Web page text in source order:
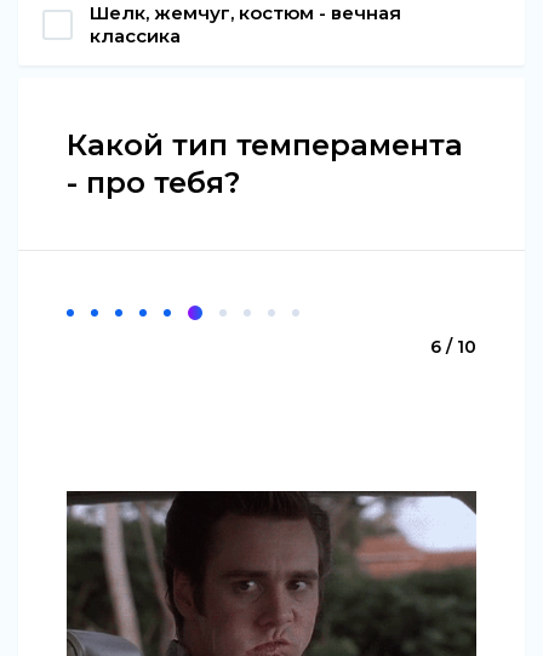
Шелк, жемчуг, костюм - вечная
классика
Какой тип темперамента
- про тебя?
6 / 10